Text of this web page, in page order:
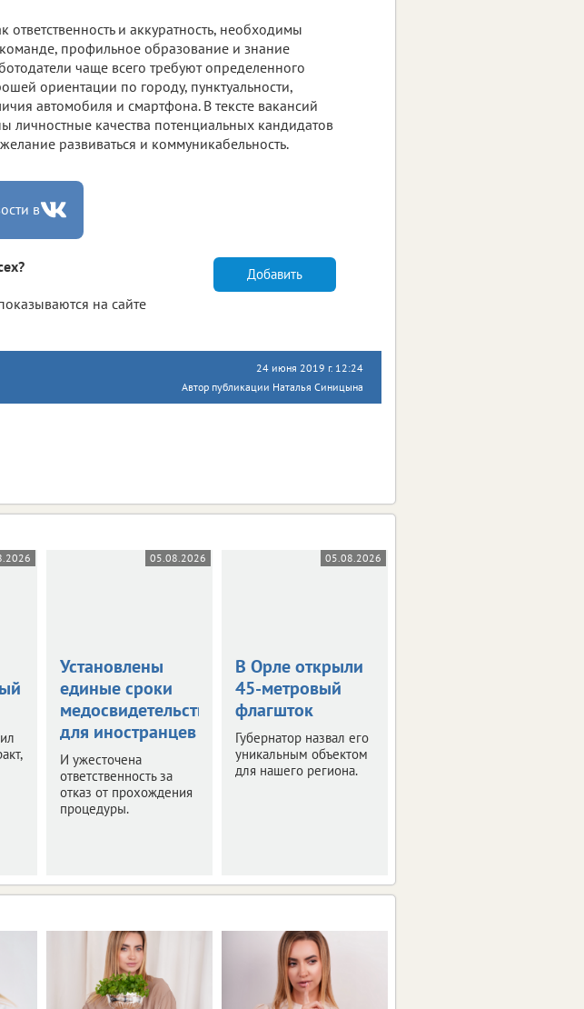
и аккуратность, необходимы
профильное образование и знание
чаще всего требуют определенного
ориентации по городу, пунктуальности,
автомобиля и смартфона. В тексте вакансий
личностные качества потенциальных кандидатов
развиваться и коммуникабельность.
в
на сайте
Добавить
24 июня 2019 г. 12:24
Автор публикации Наталья Синицына
05.08.2026
Установлены
единые сроки
медосвидетельствования
для иностранцев
И ужесточена
ответственность за
отказ от прохождения
процедуры.
05.08.2026
В Орле открыли
45-метровый
флагшток
Губернатор назвал его
уникальным объектом
для нашего региона.